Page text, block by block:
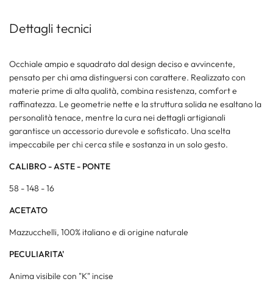
Dettagli tecnici
Occhiale ampio e squadrato dal design deciso e avvincente,
pensato per chi ama distinguersi con carattere. Realizzato con
materie prime di alta qualità, combina resistenza, comfort e
raffinatezza. Le geometrie nette e la struttura solida ne esaltano la
personalità tenace, mentre la cura nei dettagli artigianali
garantisce un accessorio durevole e sofisticato. Una scelta
impeccabile per chi cerca stile e sostanza in un solo gesto.
CALIBRO - ASTE - PONTE
58 - 148 - 16
ACETATO
Mazzucchelli, 100% italiano e di origine naturale
PECULIARITA'
Anima visibile con "K" incise